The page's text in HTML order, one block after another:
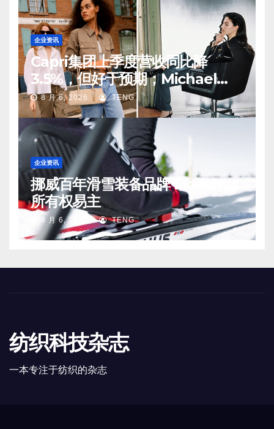
企业资讯
Capri集团上季度营收同比降
3.5%，但好于预期；Michael
Kors 在中国市场持续向好
8 月 6, 2026 TENG
企业资讯
挪威百年滑雪装备品牌 Madshus
所有权易主
8 月 6, 2026 TENG
纺织科技杂志
一本专注于纺织的杂志